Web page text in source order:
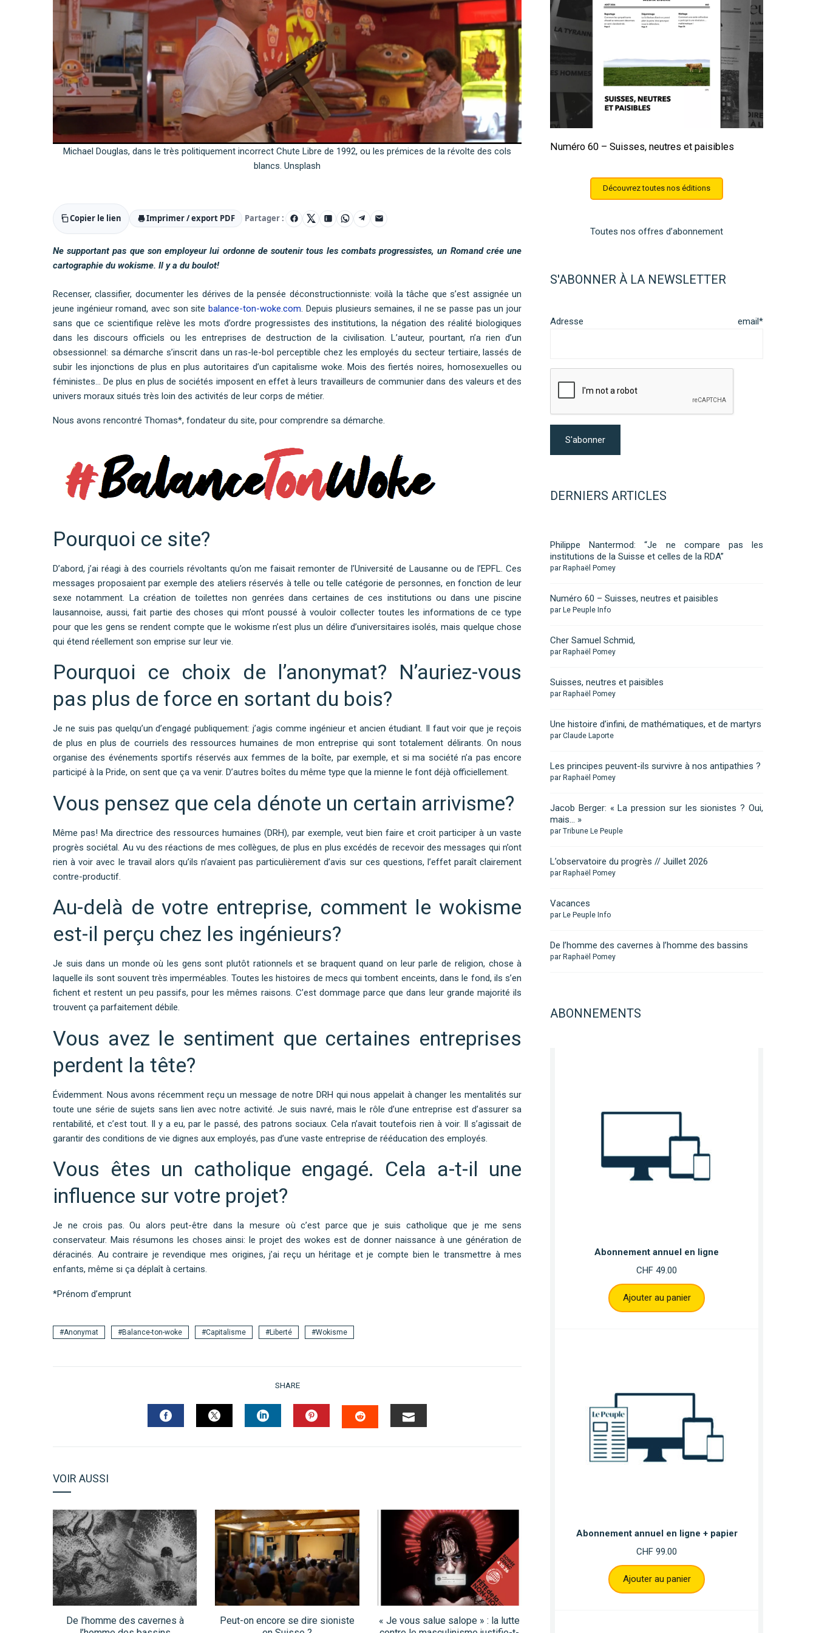
Michael Douglas, dans le très politiquement incorrect Chute Libre de 1992, ou les prémices de la révolte des cols
blancs. Unsplash
Copier le lien Imprimer / export PDF Partager :
Ne supportant pas que son employeur lui ordonne de soutenir tous les combats progressistes, un Romand crée une
cartographie du wokisme. Il y a du boulot!
Recenser, classifier, documenter les dérives de la pensée déconstructionniste: voilà la tâche que s’est assignée un
jeune ingénieur romand, avec son sitebalance-ton-woke.com . Depuis plusieurs semaines, il ne se passe pas un jour
sans que ce scientifique relève les mots d’ordre progressistes des institutions, la négation des réalité biologiques
dans les discours officiels ou les entreprises de destruction de la civilisation. L’auteur, pourtant, n’a rien d’un
obsessionnel: sa démarche s’inscrit dans un ras-le-bol perceptible chez les employés du secteur tertiaire, lassés de
subir les injonctions de plus en plus autoritaires d’un capitalisme woke. Mois des fiertés noires, homosexuelles ou
féministes… De plus en plus de sociétés imposent en effet à leurs travailleurs de communier dans des valeurs et des
univers moraux situés très loin des activités de leur corps de métier.
Nous avons rencontré Thomas*, fondateur du site, pour comprendre sa démarche.
Pourquoi ce site?
D’abord, j’ai réagi à des courriels révoltants qu’on me faisait remonter de l’Université de Lausanne ou de l’EPFL. Ces
messages proposaient par exemple des ateliers réservés à telle ou telle catégorie de personnes, en fonction de leur
sexe notamment. La création de toilettes non genrées dans certaines de ces institutions ou dans une piscine
lausannoise, aussi, fait partie des choses qui m’ont poussé à vouloir collecter toutes les informations de ce type
pour que les gens se rendent compte que le wokisme n’est plus un délire d’universitaires isolés, mais quelque chose
qui étend réellement son emprise sur leur vie.
Pourquoi ce choix de l’anonymat? N’auriez-vous
pas plus de force en sortant du bois?
Je ne suis pas quelqu’un d’engagé publiquement: j’agis comme ingénieur et ancien étudiant. Il faut voir que je reçois
de plus en plus de courriels des ressources humaines de mon entreprise qui sont totalement délirants. On nous
organise des événements sportifs réservés aux femmes de la boîte, par exemple, et si ma société n’a pas encore
participé à la Pride, on sent que ça va venir. D’autres boîtes du même type que la mienne le font déjà officiellement.
Vous pensez que cela dénote un certain arrivisme?
Même pas! Ma directrice des ressources humaines (DRH), par exemple, veut bien faire et croit participer à un vaste
progrès sociétal. Au vu des réactions de mes collègues, de plus en plus excédés de recevoir des messages qui n’ont
rien à voir avec le travail alors qu’ils n’avaient pas particulièrement d’avis sur ces questions, l’effet paraît clairement
contre-productif.
Au-delà de votre entreprise, comment le wokisme
est-il perçu chez les ingénieurs?
Je suis dans un monde où les gens sont plutôt rationnels et se braquent quand on leur parle de religion, chose à
laquelle ils sont souvent très imperméables. Toutes les histoires de mecs qui tombent enceints, dans le fond, ils s’en
fichent et restent un peu passifs, pour les mêmes raisons. C’est dommage parce que dans leur grande majorité ils
trouvent ça parfaitement débile.
Vous avez le sentiment que certaines entreprises
perdent la tête?
Évidemment. Nous avons récemment reçu un message de notre DRH qui nous appelait à changer les mentalités sur
toute une série de sujets sans lien avec notre activité. Je suis navré, mais le rôle d’une entreprise est d’assurer sa
rentabilité, et c’est tout. Il y a eu, par le passé, des patrons sociaux. Cela n’avait toutefois rien à voir. Il s’agissait de
garantir des conditions de vie dignes aux employés, pas d’une vaste entreprise de rééducation des employés.
Vous êtes un catholique engagé. Cela a-t-il une
influence sur votre projet?
Je ne crois pas. Ou alors peut-être dans la mesure où c’est parce que je suis catholique que je me sens
conservateur. Mais résumons les choses ainsi: le projet des wokes est de donner naissance à une génération de
déracinés. Au contraire je revendique mes origines, j’ai reçu un héritage et je compte bien le transmettre à mes
enfants, même si ça déplaît à certains.
*Prénom d’emprunt
Anonymat Balance-ton-woke Capitalisme Liberté Wokisme
SHARE
VOIR AUSSI
De l’homme des cavernes à
Peut-on encore se dire sioniste
« Je vous salue salope » : la lutte
Numéro 60 – Suisses, neutres et paisibles
Découvrez toutes nos éditions
Toutes nos offres d’abonnement
S'ABONNER À LA NEWSLETTER
Adresse email*
DERNIERS ARTICLES
Philippe Nantermod: “Je ne compare pas les
institutions de la Suisse et celles de la RDA”
par Raphaël Pomey
Numéro 60 – Suisses, neutres et paisibles
par Le Peuple Info
Cher Samuel Schmid,
par Raphaël Pomey
Suisses, neutres et paisibles
par Raphaël Pomey
Une histoire d’infini, de mathématiques, et de martyrs
par Claude Laporte
Les principes peuvent-ils survivre à nos antipathies ?
par Raphaël Pomey
Jacob Berger: « La pression sur les sionistes ? Oui,
mais… »
par Tribune Le Peuple
L’observatoire du progrès // Juillet 2026
par Raphaël Pomey
Vacances
par Le Peuple Info
De l’homme des cavernes à l’homme des bassins
par Raphaël Pomey
ABONNEMENTS
Abonnement annuel en ligne
CHF 49.00
Ajouter au panier
Abonnement annuel en ligne + papier
CHF 99.00
Ajouter au panier